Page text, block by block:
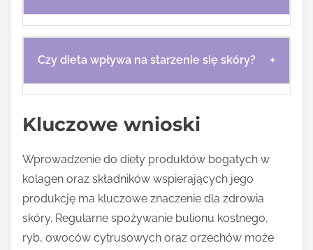
Czy dieta wpływa na starzenie się skóry? +
Kluczowe wnioski
Wprowadzenie do diety produktów bogatych w
kolagen oraz składników wspierających jego
produkcję ma kluczowe znaczenie dla zdrowia
skóry. Regularne spożywanie bulionu kostnego,
ryb, owoców cytrusowych oraz orzechów może